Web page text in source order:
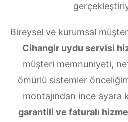
Bireysel ve kurumsal
Cihangir uydu servisi
müşteri memnuniyeti,
ömürlü sistemler
montajından ince ayara
garantili ve faturalı